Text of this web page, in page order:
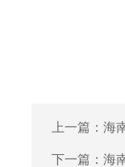
上一篇： 海
下一篇： 海